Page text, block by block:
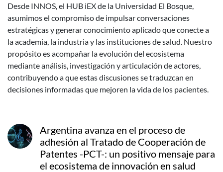
Desde INNOS, el HUB iEX de la Universidad El Bosque,
asumimos el compromiso de impulsar conversaciones
estratégicas y generar conocimiento aplicado que conecte a
la academia, la industria y las instituciones de salud. Nuestro
propósito es acompañar la evolución del ecosistema
mediante análisis, investigación y articulación de actores,
contribuyendo a que estas discusiones se traduzcan en
decisiones informadas que mejoren la vida de los pacientes.
Argentina avanza en el proceso de
adhesión al Tratado de Cooperación de
Patentes -PCT-: un positivo mensaje para
el ecosistema de innovación en salud